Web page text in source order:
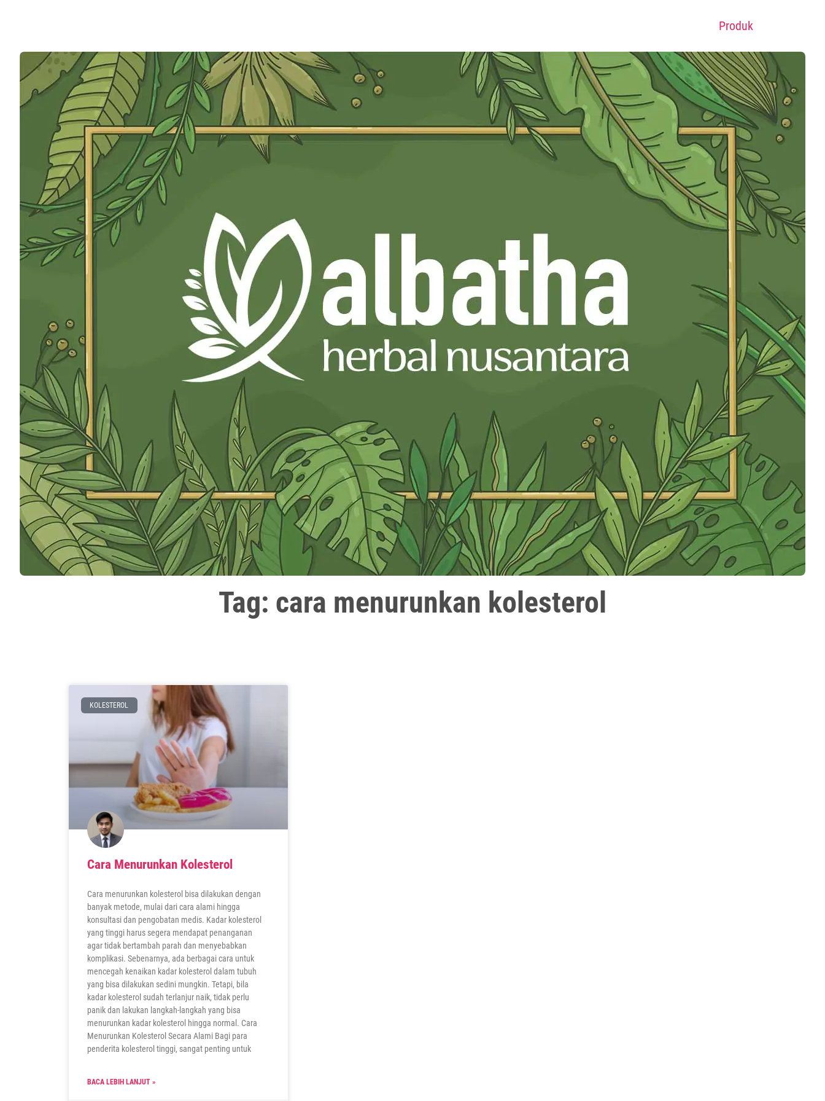
Produk
Tag: cara menurunkan kolesterol
KOLESTEROL
Cara Menurunkan Kolesterol
Cara menurunkan kolesterol bisa dilakukan dengan
banyak metode, mulai dari cara alami hingga
konsultasi dan pengobatan medis. Kadar kolesterol
yang tinggi harus segera mendapat penanganan
agar tidak bertambah parah dan menyebabkan
komplikasi. Sebenarnya, ada berbagai cara untuk
mencegah kenaikan kadar kolesterol dalam tubuh
yang bisa dilakukan sedini mungkin. Tetapi, bila
kadar kolesterol sudah terlanjur naik, tidak perlu
panik dan lakukan langkah-langkah yang bisa
menurunkan kadar kolesterol hingga normal. Cara
Menurunkan Kolesterol Secara Alami Bagi para
penderita kolesterol tinggi, sangat penting untuk
BACA LEBIH LANJUT »